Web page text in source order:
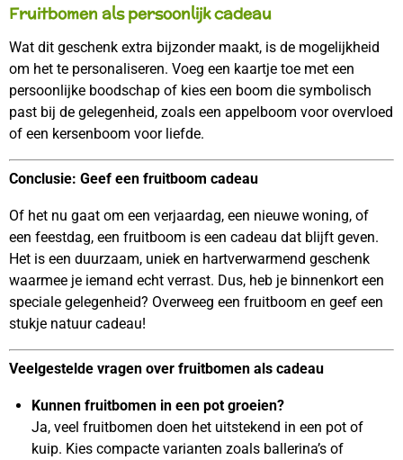
Fruitbomen als persoonlijk cadeau
Wat dit geschenk extra bijzonder maakt, is de mogelijkheid
om het te personaliseren. Voeg een kaartje toe met een
persoonlijke boodschap of kies een boom die symbolisch
past bij de gelegenheid, zoals een appelboom voor overvloed
of een kersenboom voor liefde.
Conclusie: Geef een fruitboom cadeau
Of het nu gaat om een verjaardag, een nieuwe woning, of
een feestdag, een fruitboom is een cadeau dat blijft geven.
Het is een duurzaam, uniek en hartverwarmend geschenk
waarmee je iemand echt verrast. Dus, heb je binnenkort een
speciale gelegenheid? Overweeg een fruitboom en geef een
stukje natuur cadeau!
Veelgestelde vragen over fruitbomen als cadeau
Kunnen fruitbomen in een pot groeien?
Ja, veel fruitbomen doen het uitstekend in een pot of
kuip. Kies compacte varianten zoals ballerina’s of